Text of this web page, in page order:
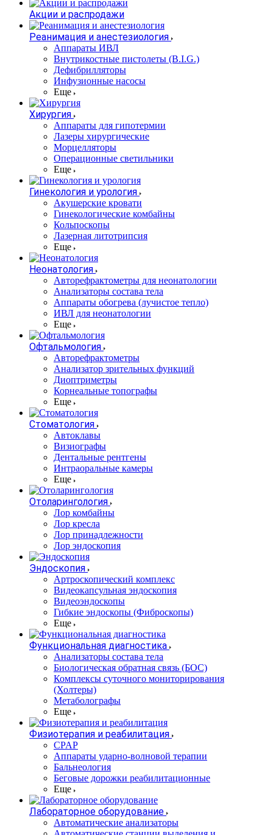
Акции и распродажи
Реанимация и анестезиология
Аппараты ИВЛ
Внутрикостные пистолеты (B.I.G.)
Дефибрилляторы
Инфузионные насосы
Еще
Хирургия
Аппараты для гипотермии
Лазеры хирургические
Морцелляторы
Операционные светильники
Еще
Гинекология и урология
Акушерские кровати
Гинекологические комбайны
Кольпоскопы
Лазерная литотрипсия
Еще
Неонатология
Авторефрактометры для неонатологии
Анализаторы состава тела
Аппараты обогрева (лучистое тепло)
ИВЛ для неонатологии
Еще
Офтальмология
Авторефрактометры
Анализатор зрительных функций
Диоптриметры
Корнеальные топографы
Еще
Стоматология
Автоклавы
Визиографы
Дентальные рентгены
Интраоральные камеры
Еще
Отоларингология
Лор комбайны
Лор кресла
Лор принадлежности
Лор эндоскопия
Эндоскопия
Артроскопический комплекс
Видеокапсульная эндоскопия
Видеоэндоскопы
Гибкие эндоскопы (Фиброcкопы)
Еще
Функциональная диагностика
Анализаторы состава тела
Биологическая обратная связь (БОС)
Комплексы суточного мониторирования
(Холтеры)
Метаболографы
Еще
Физиотерапия и реабилитация
CPAP
Аппараты ударно-волновой терапии
Бальнеология
Беговые дорожки реабилитационные
Еще
Лабораторное оборудование
Автоматические анализаторы